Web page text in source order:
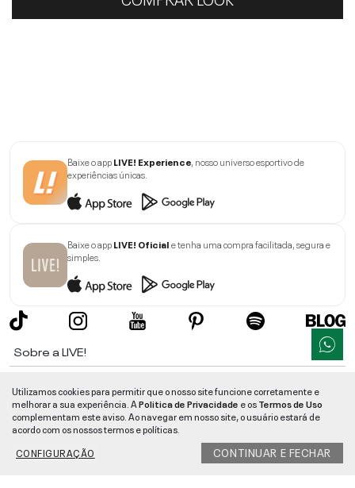
Baixe o appLIVE! Experience, nosso universo esportivo de
experiências únicas.
Baixe o appLIVE! Oficiale tenha uma compra facilitada, segura e
simples.
Sobre a LIVE!
Informações
Utilizamos cookies para permitir que o nosso site funcione corretamente e
melhorar a sua experiência. APolitica de Privacidade e osTermos de Uso
complementam este aviso. Ao navegar em nosso site, o usuário estará de
acordo com os nossos termos e políticas.
CONFIGURAÇÃO
CONTINUAR E FECHAR